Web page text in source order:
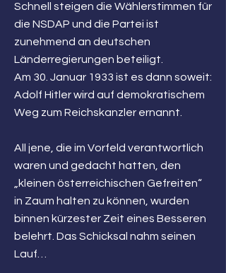
Schnell steigen die Wählerstimmen für
die NSDAP und die Partei ist
zunehmend an deutschen
Länderregierungen beteiligt.
Am 30. Januar 1933 ist es dann soweit:
Adolf Hitler wird auf demokratischem
Weg zum Reichskanzler ernannt.
All jene, die im Vorfeld verantwortlich
waren und gedacht hatten, den
„kleinen österreichischen Gefreiten“
in Zaum halten zu können, wurden
binnen kürzester Zeit eines Besseren
belehrt. Das Schicksal nahm seinen
Lauf…